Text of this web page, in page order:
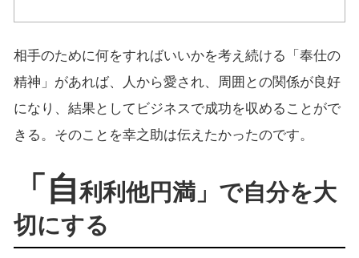
相手のために何をすればいいかを考え続ける「奉仕の
精神」があれば、人から愛され、周囲との関係が良好
になり、結果としてビジネスで成功を収めることがで
きる。そのことを幸之助は伝えたかったのです。
「自利利他円満」で自分を大
切にする